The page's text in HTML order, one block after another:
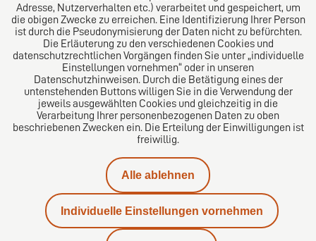
Das europäische Kanzlei-Netzwerk
Datenschutz
Adresse, Nutzerverhalten etc.) verarbeitet und gespeichert, um
die obigen Zwecke zu erreichen. Eine Identifizierung Ihrer Person
ist durch die Pseudonymisierung der Daten nicht zu befürchten.
Die Erläuterung zu den verschiedenen Cookies und
datenschutzrechtlichen Vorgängen finden Sie unter „individuelle
Einstellungen vornehmen“ oder in unseren
Datenschutzhinweisen. Durch die Betätigung eines der
untenstehenden Buttons willigen Sie in die Verwendung der
jeweils ausgewählten Cookies und gleichzeitig in die
Verarbeitung Ihrer personenbezogenen Daten zu oben
beschriebenen Zwecken ein. Die Erteilung der Einwilligungen ist
freiwillig.
Alle ablehnen
Individuelle Einstellungen vornehmen